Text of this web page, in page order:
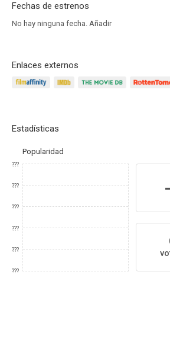
Fechas de estrenos
No hay ninguna fecha. Añadir
Enlaces externos
Estadísticas
Popularidad
???
???
???
???
???
???